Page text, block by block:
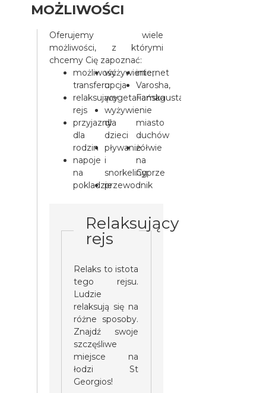
MOŻLIWOŚCI
Oferujemy wiele
możliwości, z którymi
chcemy Cię zapoznać:
możliwość
transferu
relaksujący
rejs
przyjazny
dla
rodzin
napoje
na
pokladzie
wyżywienie,
opcja
wegetariańska
wyżywienie
dla
dzieci
pływanie
i
snorkeling
przewodnik
internet
Varosha,
Famagusta
-
miasto
duchów
żółwie
na
Cyprze
Relaksujący
rejs
Relaks to istota
tego rejsu.
Ludzie
relaksują się na
różne sposoby.
Znajdź swoje
szczęśliwe
miejsce na
łodzi St
Georgios!